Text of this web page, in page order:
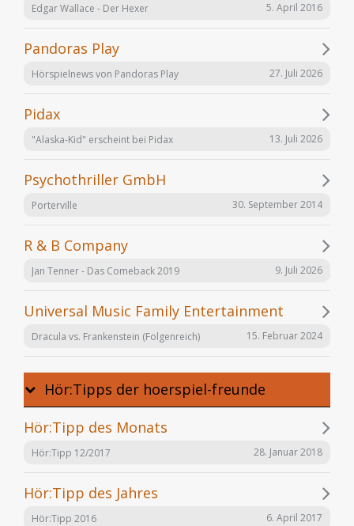
Edgar Wallace - Der Hexer 5. April 2016
Pandoras Play
Hörspielnews von Pandoras Play 27. Juli 2026
Pidax
"Alaska-Kid" erscheint bei Pidax 13. Juli 2026
Psychothriller GmbH
Porterville 30. September 2014
R & B Company
Jan Tenner - Das Comeback 2019 9. Juli 2026
Universal Music Family Entertainment
Dracula vs. Frankenstein (Folgenreich) 15. Februar 2024
Hör:Tipps der hoerspiel-freunde
Hör:Tipp des Monats
Hör:Tipp 12/2017 28. Januar 2018
Hör:Tipp des Jahres
Hör:Tipp 2016 6. April 2017